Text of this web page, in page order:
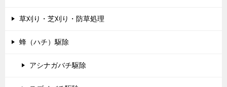
草刈り・芝刈り・防草処理
蜂（ハチ）駆除
アシナガバチ駆除